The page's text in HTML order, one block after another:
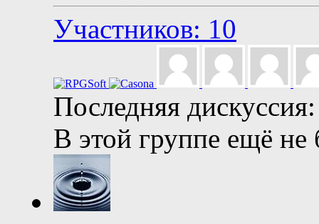
Участников: 10
Последняя дискуссия:
В этой группе ещё не